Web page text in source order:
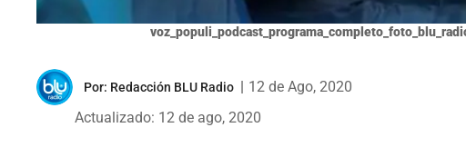
Por: Redacción BLU Radio
12 de Ago, 2020
Actualizado: 12 de ago, 2020